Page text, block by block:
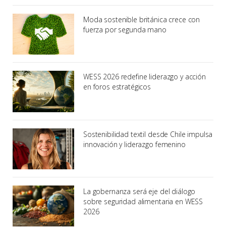
Moda sostenible británica crece con
fuerza por segunda mano
WESS 2026 redefine liderazgo y acción
en foros estratégicos
Sostenibilidad textil desde Chile impulsa
innovación y liderazgo femenino
La gobernanza será eje del diálogo
sobre seguridad alimentaria en WESS
2026